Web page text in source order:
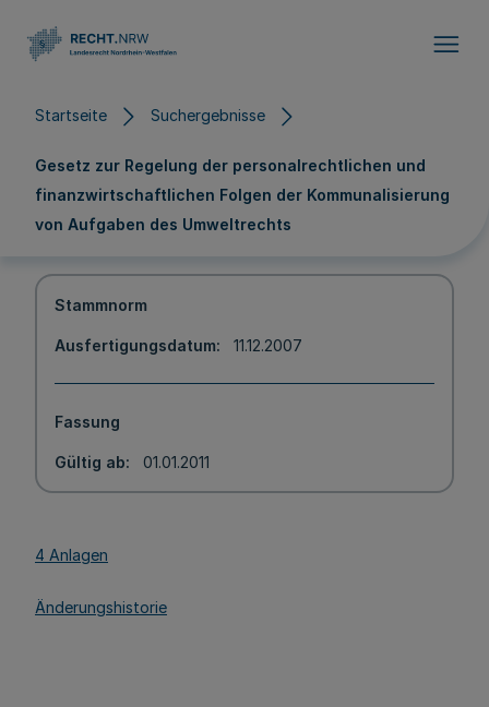
Startseite Suchergebnisse
Gesetz zur Regelung der personalrechtlichen und
finanzwirtschaftlichen Folgen der Kommunalisierung
von Aufgaben des Umweltrechts
Stammnorm
Ausfertigungsdatum 11.12.2007
Fassung
Gültig ab 01.01.2011
4 Anlagen
Änderungshistorie